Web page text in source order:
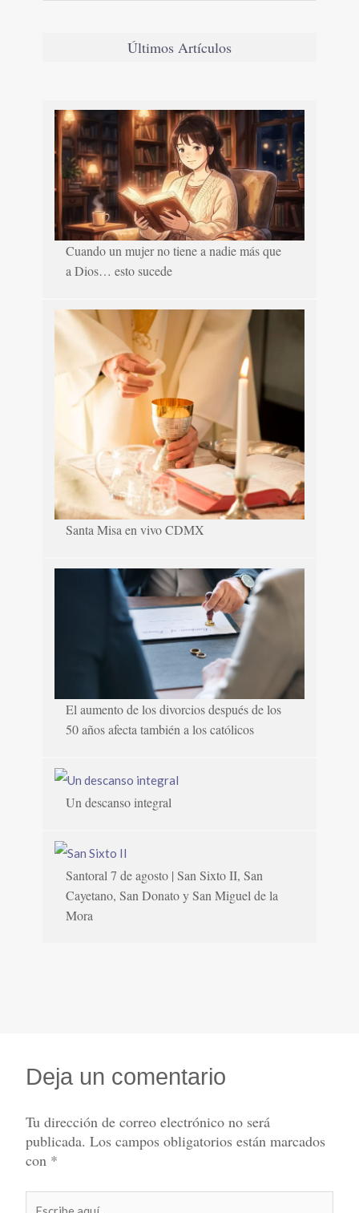
Últimos Artículos
Cuando un mujer no tiene a nadie más que
a Dios… esto sucede
Santa Misa en vivo CDMX
El aumento de los divorcios después de los
50 años afecta también a los católicos
Un descanso integral
Santoral 7 de agosto | San Sixto II, San
Cayetano, San Donato y San Miguel de la
Mora
Deja un comentario
Tu dirección de correo electrónico no será
publicada. Los campos obligatorios están marcados
con *